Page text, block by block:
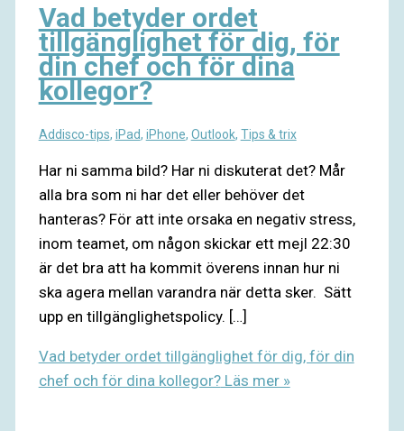
Vad betyder ordet
tillgänglighet för dig, för
din chef och för dina
kollegor?
Addisco-tips, iPad, iPhone, Outlook, Tips & trix
Har ni samma bild? Har ni diskuterat det? Mår
alla bra som ni har det eller behöver det
hanteras? För att inte orsaka en negativ stress,
inom teamet, om någon skickar ett mejl 22:30
är det bra att ha kommit överens innan hur ni
ska agera mellan varandra när detta sker. Sätt
upp en tillgänglighetspolicy. […]
Vad betyder ordet tillgänglighet för dig, för din
chef och för dina kollegor?Läs mer »